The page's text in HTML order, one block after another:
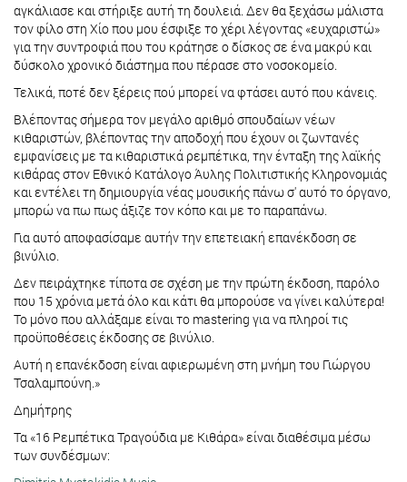
αγκάλιασε και στήριξε αυτή τη δουλειά. Δεν θα ξεχάσω μάλιστα
τον φίλο στη Χίο που μου έσφιξε το χέρι λέγοντας «ευχαριστώ»
για την συντροφιά που του κράτησε ο δίσκος σε ένα μακρύ και
δύσκολο χρονικό διάστημα που πέρασε στο νοσοκομείο.
Τελικά, ποτέ δεν ξέρεις πού μπορεί να φτάσει αυτό που κάνεις.
Βλέποντας σήμερα τον μεγάλο αριθμό σπουδαίων νέων
κιθαριστών, βλέποντας την αποδοχή που έχουν οι ζωντανές
εμφανίσεις με τα κιθαριστικά ρεμπέτικα, την ένταξη της λαϊκής
κιθάρας στον Εθνικό Κατάλογο Άυλης Πολιτιστικής Κληρονομιάς
και εντέλει τη δημιουργία νέας μουσικής πάνω σ' αυτό το όργανο,
μπορώ να πω πως άξιζε τον κόπο και με το παραπάνω.
Για αυτό αποφασίσαμε αυτήν την επετειακή επανέκδοση σε
βινύλιο.
Δεν πειράχτηκε τίποτα σε σχέση με την πρώτη έκδοση, παρόλο
που 15 χρόνια μετά όλο και κάτι θα μπορούσε να γίνει καλύτερα!
Το μόνο που αλλάξαμε είναι το mastering για να πληροί τις
προϋποθέσεις έκδοσης σε βινύλιο.
Αυτή η επανέκδοση είναι αφιερωμένη στη μνήμη του Γιώργου
Τσαλαμπούνη.»
Δημήτρης
Τα «16 Ρεμπέτικα Τραγούδια με Κιθάρα» είναι διαθέσιμα μέσω
των συνδέσμων: